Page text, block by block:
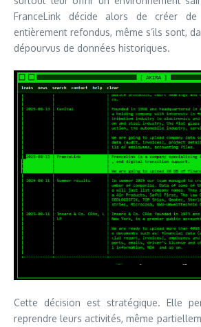
FranceLink décide alors de créer de
entièrement refondus, même s’ils sont,
dépourvus de données historiques.
Cette décision est stratégique. Elle
reprendre leurs activités, même